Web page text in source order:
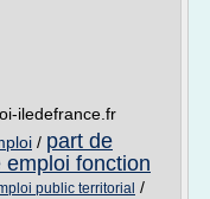
iledefrance.fr
/ part de
emploi fonction
public territorial /